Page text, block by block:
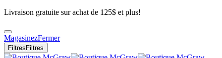
Livraison gratuite sur achat de 125$ et plus!
MagasinezFermer
Filtres Filtres